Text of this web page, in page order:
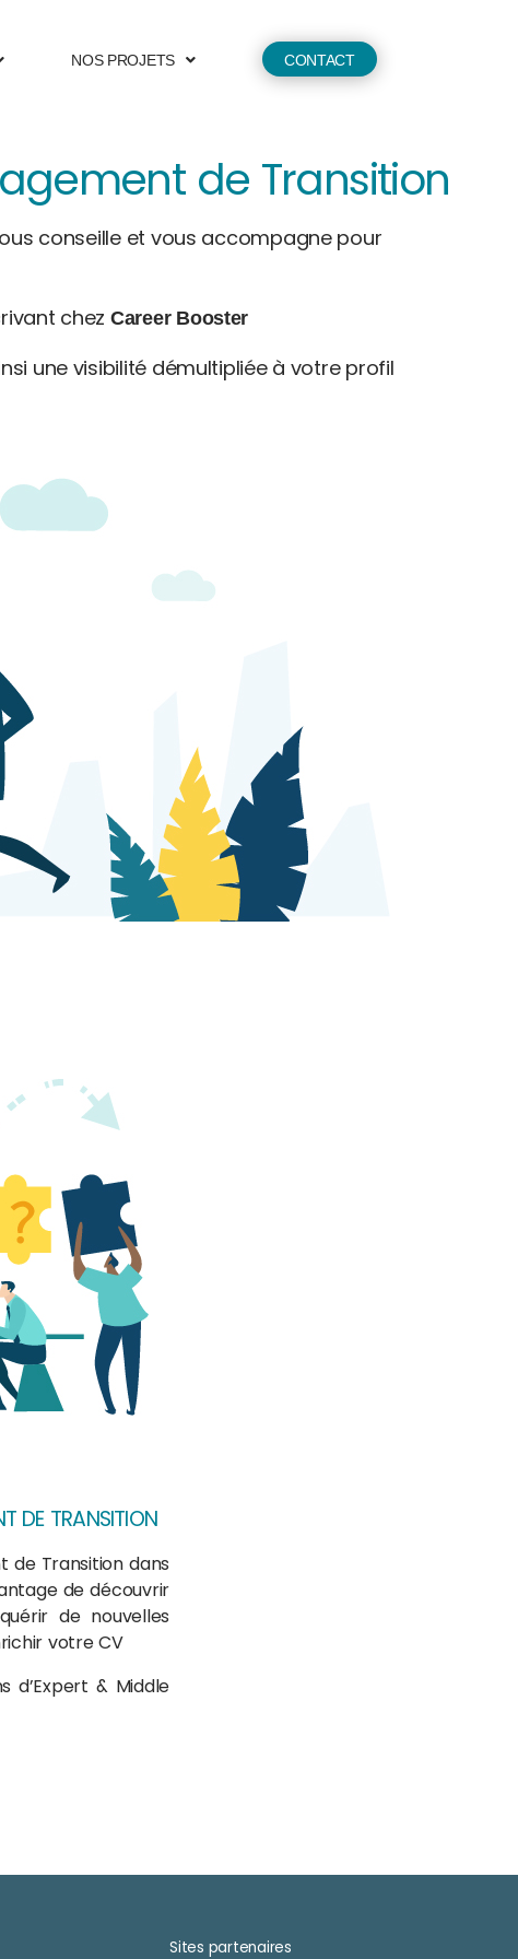
NOS PROJETS CONTACT
de Transition
conseille et vous accompagne pour
chez Career Booster
une visibilité démultipliée à votre profil
DE TRANSITION
de Transition dans
de découvrir
de nouvelles
votre CV
d’Expert & Middle
Sites partenaires